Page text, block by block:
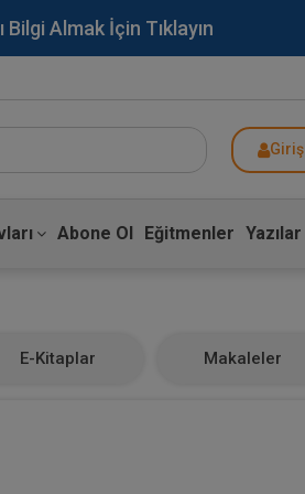
Almak İçin Tıklayın
Giriş
Abone Ol Eğitmenler Yazılar
E-Kitaplar Makaleler